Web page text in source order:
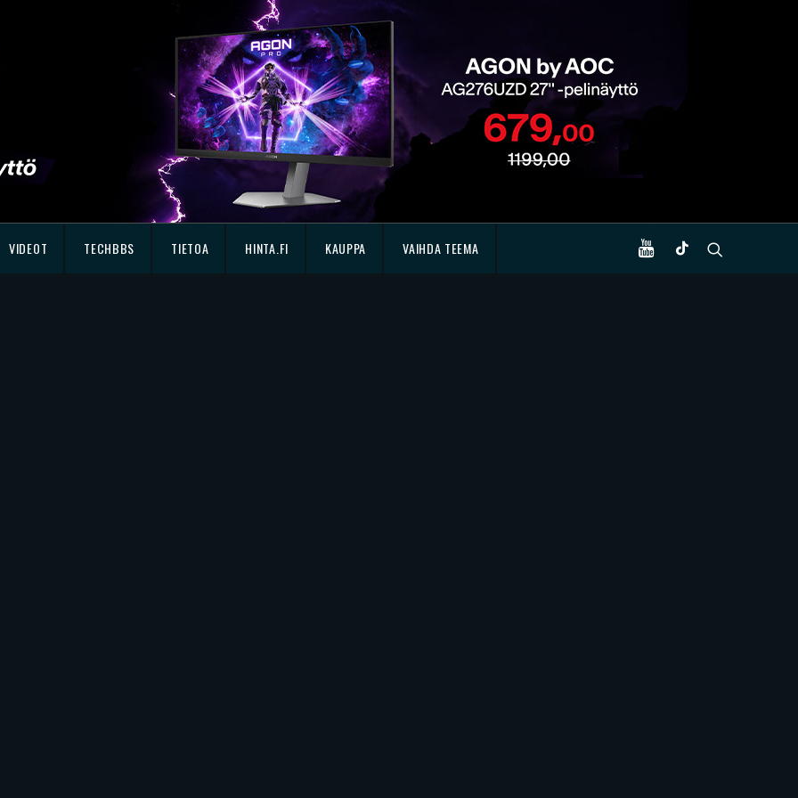
VIDEOT TECHBBS TIETOA HINTA.FI KAUPPA VAIHDA TEEMA